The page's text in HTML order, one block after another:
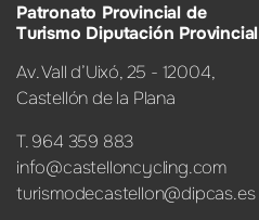
Patronato Provincial de
Turismo Diputación Provincial
Av. Vall d’Uixó, 25 - 12004,
Castellón de la Plana
T. 964 359 883
info@castelloncycling.com
turismodecastellon@dipcas.es